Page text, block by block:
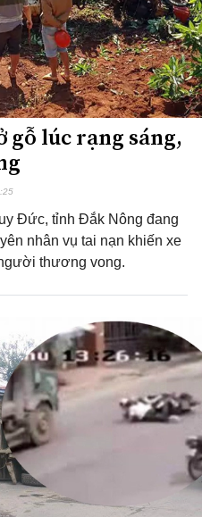
gỗ lúc rạng sáng,
Đức, tỉnh Đắk Nông đang
nhân vụ tai nạn khiến xe
thương vong.